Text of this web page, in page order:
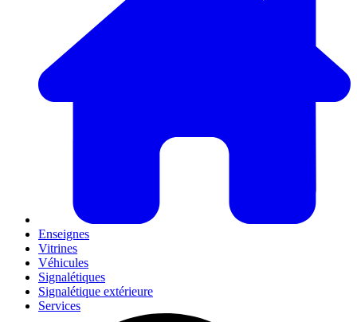
Enseignes
Vitrines
Véhicules
Signalétiques
Signalétique extérieure
Services